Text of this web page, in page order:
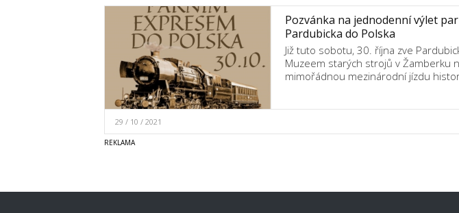
Pozvánka na jednodenní výlet
Pardubicka do Polska
Již tuto sobotu, 30. října zve
Muzeem starých strojů v Žamberku
mimořádnou mezinárodní jízdu
29 / 10 / 2021